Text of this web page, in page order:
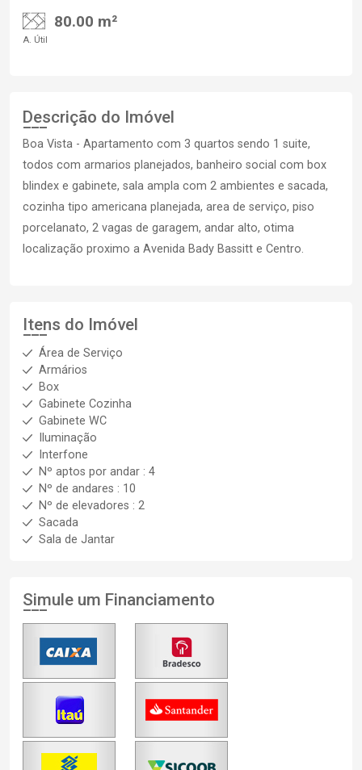
80.00 m²
A. Útil
Descrição do Imóvel
Boa Vista - Apartamento com 3 quartos sendo 1 suite,
todos com armarios planejados, banheiro social com box
blindex e gabinete, sala ampla com 2 ambientes e sacada,
cozinha tipo americana planejada, area de serviço, piso
porcelanato, 2 vagas de garagem, andar alto, otima
localização proximo a Avenida Bady Bassitt e Centro.
Itens do Imóvel
Área de Serviço
Armários
Box
Gabinete Cozinha
Gabinete WC
Iluminação
Interfone
Nº aptos por andar : 4
Nº de andares : 10
Nº de elevadores : 2
Sacada
Sala de Jantar
Simule um Financiamento